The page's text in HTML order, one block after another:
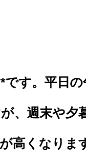
す。平日
、週末や夕
高くなりま